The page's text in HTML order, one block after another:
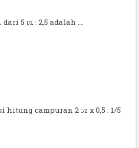
dari 5 1/2 : 2,5 adalah ....
hitung campuran 2 1/2 x 0,5 : 1/5